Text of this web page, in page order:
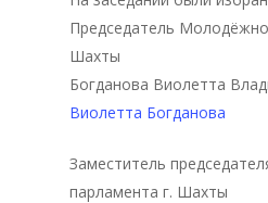
Председатель
Шахты
Богданова Виолетта
Виолетта Богданова
Заместитель
парламента г. Шахты